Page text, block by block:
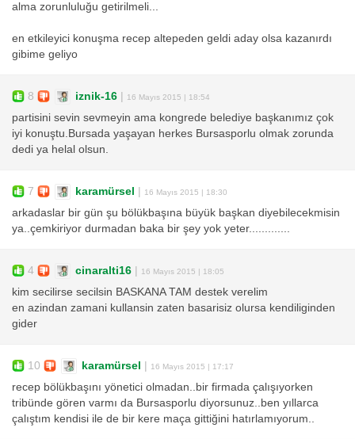
alma zorunluluğu getirilmeli...
en etkileyici konuşma recep altepeden geldi aday olsa kazanırdı
gibime geliyo
8 iznik-16 16 Mayıs 2015 | 18:54
partisini sevin sevmeyin ama kongrede belediye başkanımız çok
iyi konuştu.Bursada yaşayan herkes Bursasporlu olmak zorunda
dedi ya helal olsun.
7 karamürsel 16 Mayıs 2015 | 18:30
arkadaslar bir gün şu bölükbaşına büyük başkan diyebilecekmisin
ya..çemkiriyor durmadan baka bir şey yok yeter.............
4 cinaralti16 16 Mayıs 2015 | 18:05
kim secilirse secilsin BASKANA TAM destek verelim
en azindan zamani kullansin zaten basarisiz olursa kendiliginden
gider
10 karamürsel 16 Mayıs 2015 | 17:17
recep bölükbaşını yönetici olmadan..bir firmada çalışıyorken
tribünde gören varmı da Bursasporlu diyorsunuz..ben yıllarca
çalıştım kendisi ile de bir kere maça gittiğini hatırlamıyorum..